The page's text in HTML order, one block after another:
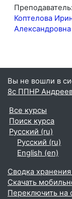
Преподаватель:
Коптелова
Александровна
Вы не вошли в
8с ППНР
Все курсы
Поиск курса
Русский ‎(ru)‎
Русский ‎(ru)‎
English ‎(en)‎
Сводка
Скачать
Переключить на